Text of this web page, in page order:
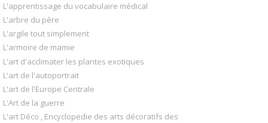
L'apprentissage du vocabulaire médical
L'arbre du père
L'argile tout simplement
L'armoire de mamie
L'art d'acclimater les plantes exotiques
L'art de l'autoportrait
L'art de l'Europe Centrale
L'Art de la guerre
L'art Déco , Encyclopedie des arts décoratifs des